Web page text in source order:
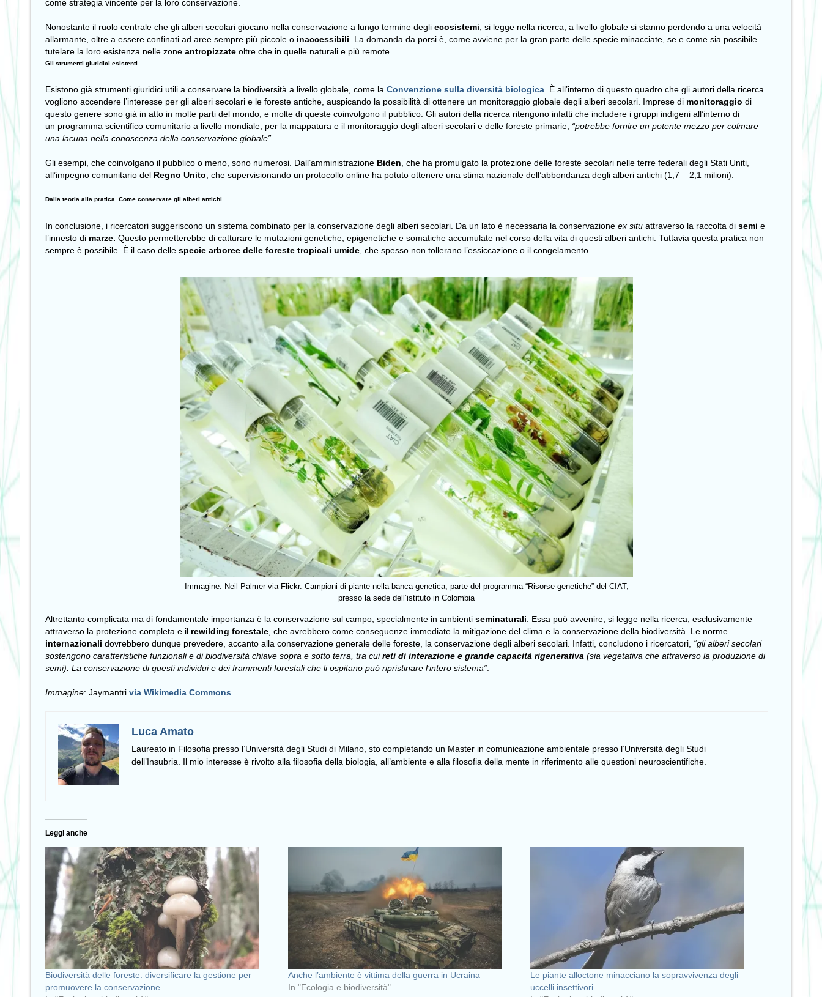
come strategia vincente per la loro conservazione.
Nonostante il ruolo centrale che gli alberi secolari giocano nella conservazione a lungo termine degli ecosistemi , si legge nella ricerca, a livello globale si stanno perdendo a una velocità
allarmante, oltre a essere confinati ad aree sempre più piccole o inaccessibili . La domanda da porsi è, come avviene per la gran parte delle specie minacciate, se e come sia possibile
tutelare la loro esistenza nelle zone antropizzate oltre che in quelle naturali e più remote.
Gli strumenti giuridici esistenti
Esistono già strumenti giuridici utili a conservare la biodiversità a livello globale, come la Convenzione sulla diversità biologica. È all’interno di questo quadro che gli autori della ricerca
vogliono accendere l’interesse per gli alberi secolari e le foreste antiche, auspicando la possibilità di ottenere un monitoraggio globale degli alberi secolari. Imprese di monitoraggio di
questo genere sono già in atto in molte parti del mondo, e molte di queste coinvolgono il pubblico. Gli autori della ricerca ritengono infatti che includere i gruppi indigeni all’interno di
un programma scientifico comunitario a livello mondiale, per la mappatura e il monitoraggio degli alberi secolari e delle foreste primarie, “potrebbe fornire un potente mezzo per colmare
una lacuna nella conoscenza della conservazione globale”.
Gli esempi, che coinvolgano il pubblico o meno, sono numerosi. Dall’amministrazione Biden, che ha promulgato la protezione delle foreste secolari nelle terre federali degli Stati Uniti,
all’impegno comunitario del Regno Unito, che supervisionando un protocollo online ha potuto ottenere una stima nazionale dell’abbondanza degli alberi antichi (1,7 – 2,1 milioni).
Dalla teoria alla pratica. Come conservare gli alberi antichi
In conclusione, i ricercatori suggeriscono un sistema combinato per la conservazione degli alberi secolari. Da un lato è necessaria la conservazione ex situ attraverso la raccolta di semi e
l’innesto di marze. Questo permetterebbe di catturare le mutazioni genetiche, epigenetiche e somatiche accumulate nel corso della vita di questi alberi antichi. Tuttavia questa pratica non
sempre è possibile. È il caso delle specie arboree delle foreste tropicali umide , che spesso non tollerano l’essiccazione o il congelamento.
Immagine: Neil Palmer via Flickr. Campioni di piante nella banca genetica, parte del programma “Risorse genetiche” del CIAT,
presso la sede dell’istituto in Colombia
Altrettanto complicata ma di fondamentale importanza è la conservazione sul campo, specialmente in ambienti seminaturali . Essa può avvenire, si legge nella ricerca, esclusivamente
attraverso la protezione completa e il rewilding forestale , che avrebbero come conseguenze immediate la mitigazione del clima e la conservazione della biodiversità. Le norme
internazionali dovrebbero dunque prevedere, accanto alla conservazione generale delle foreste, la conservazione degli alberi secolari. Infatti, concludono i ricercatori, “gli alberi secolari
sostengono caratteristiche funzionali e di biodiversità chiave sopra e sotto terra, tra cuireti di interazione e grande capacità rigenerativa (sia vegetativa che attraverso la produzione di
semi). La conservazione di questi individui e dei frammenti forestali che li ospitano può ripristinare l’intero sistema”
Immagine: Jaymantri via Wikimedia Commons
Luca Amato
Laureato in Filosofia presso l’Università degli Studi di Milano, sto completando un Master in comunicazione ambientale presso l’Università degli Studi
dell’Insubria. Il mio interesse è rivolto alla filosofia della biologia, all’ambiente e alla filosofia della mente in riferimento alle questioni neuroscientifiche.
Leggi anche
Biodiversità delle foreste: diversificare la gestione per
promuovere la conservazione
Anche l’ambiente è vittima della guerra in Ucraina
In "Ecologia e biodiversità"
Le piante alloctone minacciano la sopravvivenza degli
uccelli insettivori